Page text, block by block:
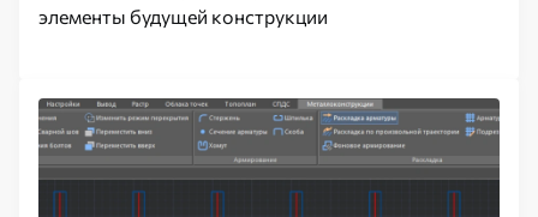
элементы будущей конструкции